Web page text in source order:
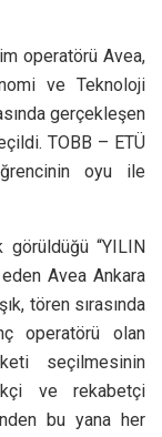
operatörü Avea,
ve Teknoloji
gerçekleşen
TOBB – ETÜ
oyu ile
görüldüğü “YILIN
eden Avea Ankara
tören sırasında
operatörü olan
seçilmesinin
ve rekabetçi
bu yana her